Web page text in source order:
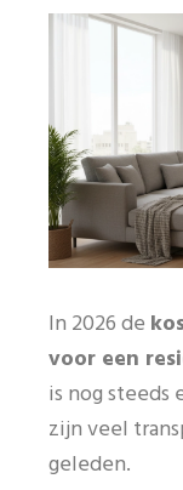
In 2026 de
voor een
is nog steeds
zijn veel
geleden.